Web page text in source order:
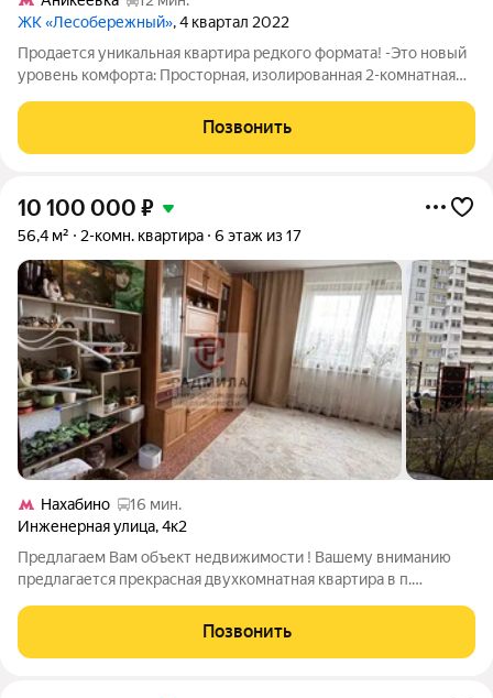
ЖК «Лесобережный», 4 квартал 2022
Продается уникальная квартира редкого формата! -Это новый
уровень комфорта: Просторная, изолированная 2-комнатная
любимым местом для отдыха.
Позвонить
10 100 000 ₽
56,4 м² 2-комн. квартира 6 этаж из 17
Нахабино
16 мин.
Инженерная улица,4к2
Предлагаем Вам объект недвижимости ! Вашему вниманию
предлагается прекрасная двухкомнатная квартира в п.
комфорт и уют! Квартира находится на 6 этаже, что
обеспечивает великолепное освещение и
Позвонить